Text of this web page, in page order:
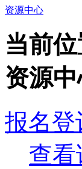
资源中心
当前
资源
报名登
查看